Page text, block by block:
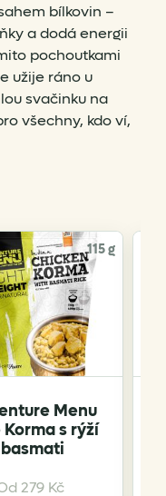
bílkovin –
a dodá energii
pochoutkami
užije ráno u
svačinku na
všechny, kdo ví,
115 g
Menu
Korma s rýží
basmati
279 Kč